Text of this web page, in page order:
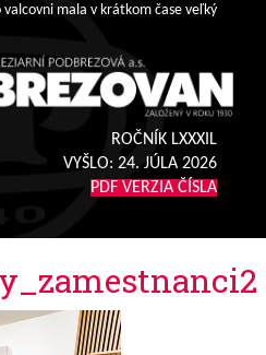
valcovni mala v krátkom čase veľký
ROČNÍK LXXXIL
VYŠLO: 24. JÚLA 2026
PDF VERZIA ČÍSLA